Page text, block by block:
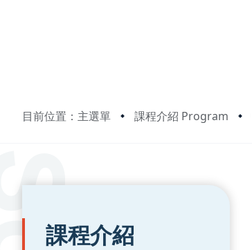
目前位置：主選單 課程介紹 Program
:::
課程介紹